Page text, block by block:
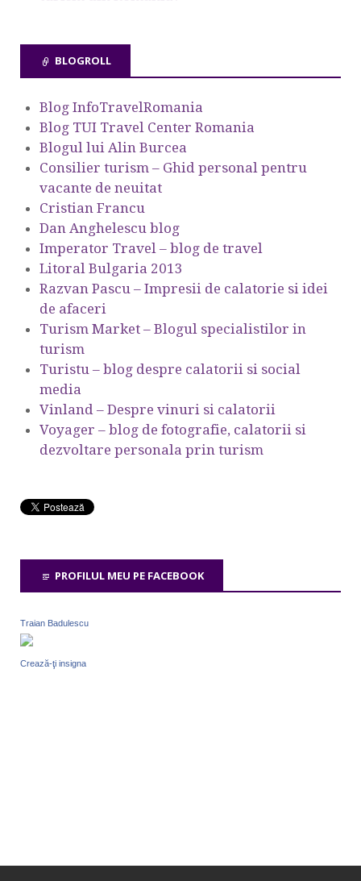
BLOGROLL
Blog InfoTravelRomania
Blog TUI Travel Center Romania
Blogul lui Alin Burcea
Consilier turism – Ghid personal pentru
vacante de neuitat
Cristian Francu
Dan Anghelescu blog
Imperator Travel – blog de travel
Litoral Bulgaria 2013
Razvan Pascu – Impresii de calatorie si idei
de afaceri
Turism Market – Blogul specialistilor in
turism
Turistu – blog despre calatorii si social
media
Vinland – Despre vinuri si calatorii
Voyager – blog de fotografie, calatorii si
dezvoltare personala prin turism
PROFILUL MEU PE FACEBOOK
Traian Badulescu
Crează-ţi insigna